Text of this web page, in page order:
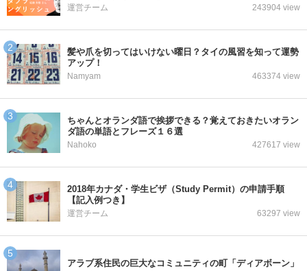
運営チーム 243904 view
髪や爪を切ってはいけない曜日？タイの風習を知って運勢
アップ！
Namyam 463374 view
ちゃんとオランダ語で挨拶できる？覚えておきたいオラン
ダ語の単語とフレーズ１６選
Nahoko 427617 view
2018年カナダ・学生ビザ（Study Permit）の申請手順
【記入例つき】
運営チーム 63297 view
アラブ系住民の巨大なコミュニティの町「ディアボーン」